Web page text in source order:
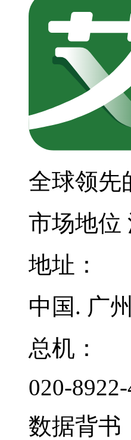
全球领先
市场地位
地址：
中国. 广
总机：
020-
数据背书